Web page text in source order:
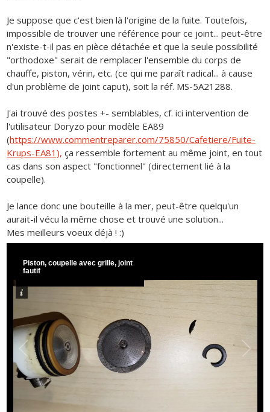
Je suppose que c'est bien là l'origine de la fuite. Toutefois,
impossible de trouver une référence pour ce joint... peut-être
n'existe-t-il pas en pièce détachée et que la seule possibilité
"orthodoxe" serait de remplacer l'ensemble du corps de
chauffe, piston, vérin, etc. (ce qui me paraît radical... à cause
d'un problème de joint caput), soit la réf. MS-5A21288.
J'ai trouvé des postes +- semblables, cf. ici intervention de
l'utilisateur Doryzo pour modèle EA89
(https://www.commentreparer.com/75850/Cafetiere/Fuite-
Krups-EA81), ça ressemble fortement au même joint, en tout
cas dans son aspect "fonctionnel" (directement lié à la
coupelle).
Je lance donc une bouteille à la mer, peut-être quelqu'un
aurait-il vécu la même chose et trouvé une solution...
Mes meilleurs voeux déjà ! :)
Piston, coupelle avec grille, joint
fautif